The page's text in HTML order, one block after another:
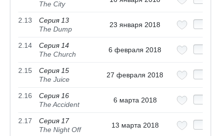
The City
2.13
Серия 13
The Dump
23 января 2018
2.14
Серия 14
The Church
6 февраля 2018
2.15
Серия 15
The Juice
27 февраля 2018
2.16
Серия 16
The Accident
6 марта 2018
2.17
Серия 17
The Night Off
13 марта 2018